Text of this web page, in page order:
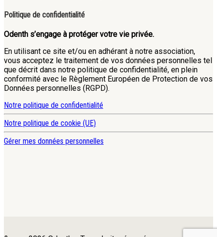
Politique de confidentialité
Odenth s’engage à protéger votre vie privée.
En utilisant ce site et/ou en adhérant à notre association,
vous acceptez le traitement de vos données personnelles tel
que décrit dans notre politique de confidentialité, en plein
conformité avec le Règlement Européen de Protection de vos
Données personnelles (RGPD).
Notre politique de confidentialité
Notre politique de cookie (UE)
Gérer mes données personnelles